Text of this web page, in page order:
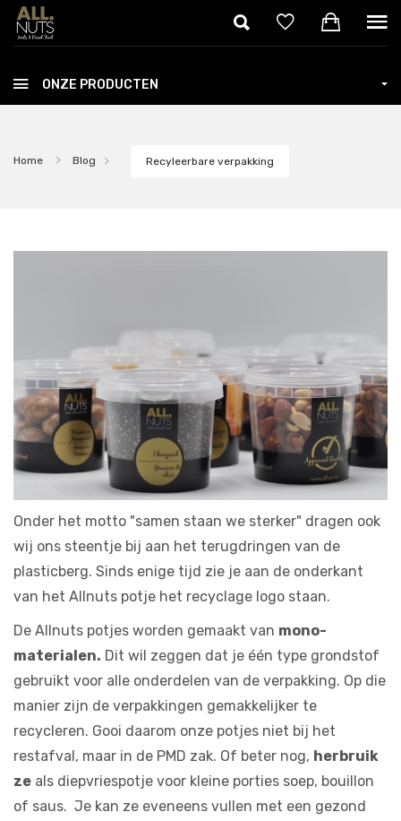
Skip to main content
ONZE PRODUCTEN
Home Blog Recyleerbare verpakking
Onder het motto "samen staan we sterker" dragen ook
wij ons steentje bij aan het terugdringen van de
plasticberg. Sinds enige tijd zie je aan de onderkant
van het Allnuts potje het recyclage logo staan.
De Allnuts potjes worden gemaakt van mono-
materialen. Dit wil zeggen dat je één type grondstof
gebruikt voor alle onderdelen van de verpakking. Op die
manier zijn de verpakkingen gemakkelijker te
recycleren. Gooi daarom onze potjes niet bij het
restafval, maar in de PMD zak. Of beter nog, herbruik
ze als diepvriespotje voor kleine porties soep, bouillon
of saus. Je kan ze eveneens vullen met een gezond